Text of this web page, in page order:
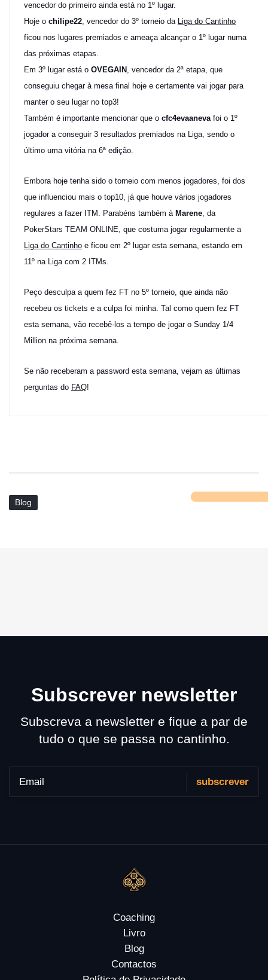
vencedor do primeiro ainda está no 1º lugar.
Hoje o chilipe22, vencedor do 3º torneio da Liga do Cantinho
ficou nos lugares premiados e ameaça alcançar o 1º lugar numa
das próximas etapas.
Em 3º lugar está o OVEGAIN , vencedor da 2ª etapa, que
conseguiu chegar à mesa final hoje e certamente vai jogar para
manter o seu lugar no top3!
Também é importante mencionar que o cfc4evaaneva foi o 1º
jogador a conseguir 3 resultados premiados na Liga, sendo o
último uma vitória na 6ª edição.
Embora hoje tenha sido o torneio com menos jogadores, foi dos
que influenciou mais o top10, já que houve vários jogadores
regulares a fazer ITM. Parabéns também à Marene, da
PokerStars TEAM ONLINE, que costuma jogar regularmente a
Liga do Cantinho e ficou em 2º lugar esta semana, estando em
11º na Liga com 2 ITMs.
Peço desculpa a quem fez FT no 5º torneio, que ainda não
recebeu os tickets e a culpa foi minha. Tal como quem fez FT
esta semana, vão recebê-los a tempo de jogar o Sunday 1/4
Million na próxima semana.
Se não receberam a password esta semana, vejam as últimas
perguntas do FAQ!
Blog
Subscrever newsletter
Subscreva a newsletter e fique a par de
tudo o que se passa no cantinho.
Coaching
Livro
Blog
Contactos